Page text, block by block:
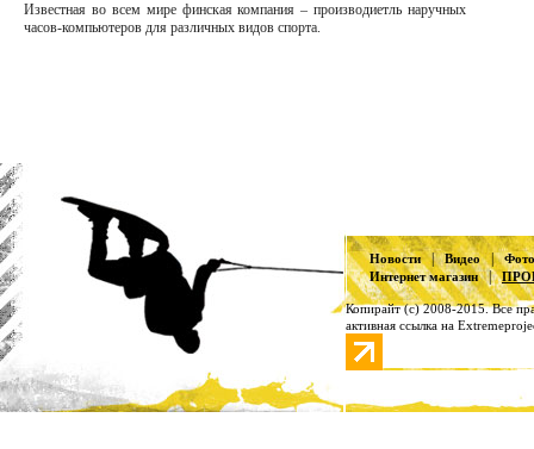
Известная во всем мире финская компания – производиетль наручных
часов-компьютеров для различных видов спорта.
Новости|Видео|
Интернет магазин|
Копирайт (с) 2008-2015. Все
активная ссылка на